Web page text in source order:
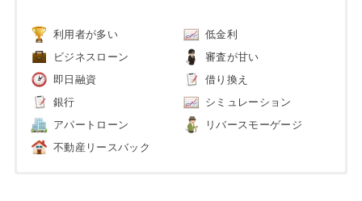
利用者が多い 低金利
ビジネスローン 審査が甘い
即日融資 借り換え
銀行 シミュレーション
アパートローン リバースモーゲージ
不動産リースバック